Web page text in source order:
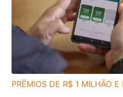
PRÊMIOS DE R$ 1 MILHÃO